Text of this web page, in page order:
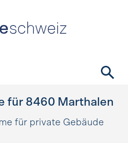
für 8460 Marthalen
für private Gebäude